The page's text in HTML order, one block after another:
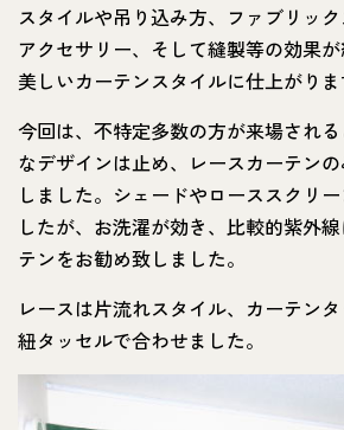
スタイルや吊り込み方、ファブリッ
アクセサリー、そして縫製等の効果
美しいカーテンスタイルに仕上がりま
今回は、不特定多数の方が来場され
なデザインは止め、レースカーテン
しました。シェードやローススクリ
したが、お洗濯が効き、比較的紫外
テンをお勧め致しました。
レースは片流れスタイル、カーテン
紐タッセルで合わせました。